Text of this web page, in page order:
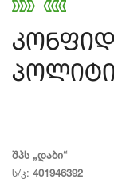
შპს „დაბი“
ს/კ: 401946392